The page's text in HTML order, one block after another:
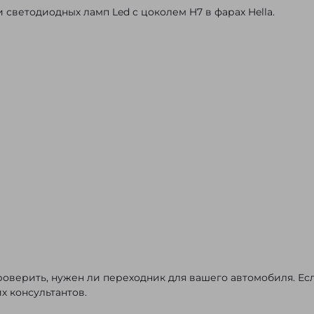
ламп Led с цоколем H7 в фарах Hella.
нужен ли переходник для вашего автомобиля.
консультантов.